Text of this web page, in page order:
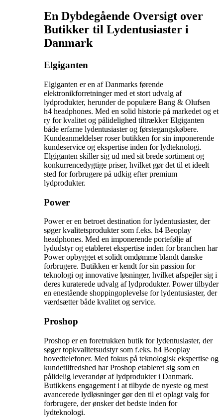
En Dybdegående Oversigt over
Butikker til Lydentusiaster i
Danmark
Elgiganten
Elgiganten er en af Danmarks førende
elektronikforretninger med et stort udvalg af
lydprodukter, herunder de populære Bang & Olufsen
h4 headphones. Med en solid historie på markedet og et
ry for kvalitet og pålidelighed tiltrækker Elgiganten
både erfarne lydentusiaster og førstegangskøbere.
Kundeanmeldelser roser butikken for sin imponerende
kundeservice og ekspertise inden for lydteknologi.
Elgiganten skiller sig ud med sit brede sortiment og
konkurrencedygtige priser, hvilket gør det til et ideelt
sted for forbrugere på udkig efter premium
lydprodukter.
Power
Power er en betroet destination for lydentusiaster, der
søger kvalitetsprodukter som f.eks. h4 Beoplay
headphones. Med en imponerende portefølje af
lydudstyr og etableret ekspertise inden for branchen har
Power opbygget et solidt omdømme blandt danske
forbrugere. Butikken er kendt for sin passion for
teknologi og innovative løsninger, hvilket afspejler sig i
deres kuraterede udvalg af lydprodukter. Power tilbyder
en enestående shoppingoplevelse for lydentusiaster, der
værdsætter både kvalitet og service.
Proshop
Proshop er en foretrukken butik for lydentusiaster, der
søger topkvalitetsudstyr som f.eks. h4 Beoplay
hovedtelefoner. Med fokus på teknologisk ekspertise og
kundetilfredshed har Proshop etableret sig som en
pålidelig leverandør af lydprodukter i Danmark.
Butikkens engagement i at tilbyde de nyeste og mest
avancerede lydløsninger gør den til et oplagt valg for
forbrugere, der ønsker det bedste inden for
lydteknologi.